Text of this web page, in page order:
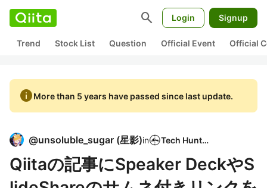
search Login Signup
Trend Stock List Question Official Event Official
infoMore than 5 years have passed since last update.
@unsoluble_sugar (星影)in Tech Hunter
Qiitaの記事にSpeaker DeckやS